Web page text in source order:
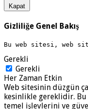
Kapat
Gizliliğe Genel Bakış
Bu web sitesi, web
Gerekli
Gerekli
Her Zaman Etkin
Web sitesinin düzgün
kesinlikle gereklidir. Bu
temel işlevlerini ve